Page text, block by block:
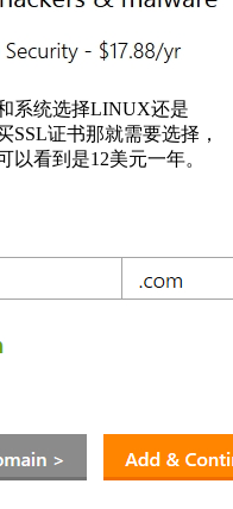
系统选择LINUX还是
SSL证书那就需要选择，
看到是12美元一年。